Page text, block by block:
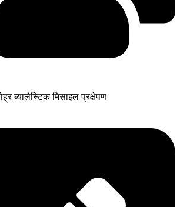
ब्यालेस्टिक मिसाइल प्रक्षेपण